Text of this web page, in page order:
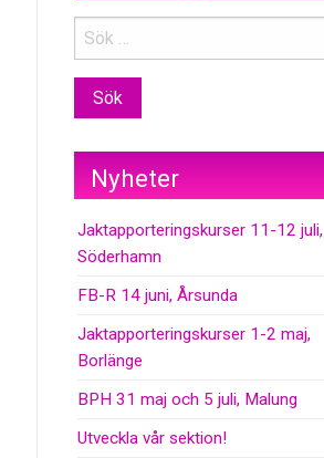
Nyheter
Jaktapporteringskurser 11-12 juli,
Söderhamn
FB-R 14 juni, Årsunda
Jaktapporteringskurser 1-2 maj,
Borlänge
BPH 31 maj och 5 juli, Malung
Utveckla vår sektion!